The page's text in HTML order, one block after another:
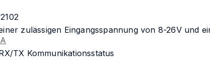
zulässigen Eingangsspannung von 8-26V und
TX Kommunikationsstatus